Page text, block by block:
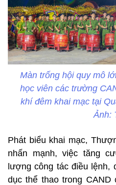
Màn trống hội quy mô
học viên các trường
khí đêm khai mạc tại
Ảnh:
Phát biểu khai mạc,
nhấn mạnh, việc tăng
lượng công tác điều lệnh,
dục thể thao trong CAND